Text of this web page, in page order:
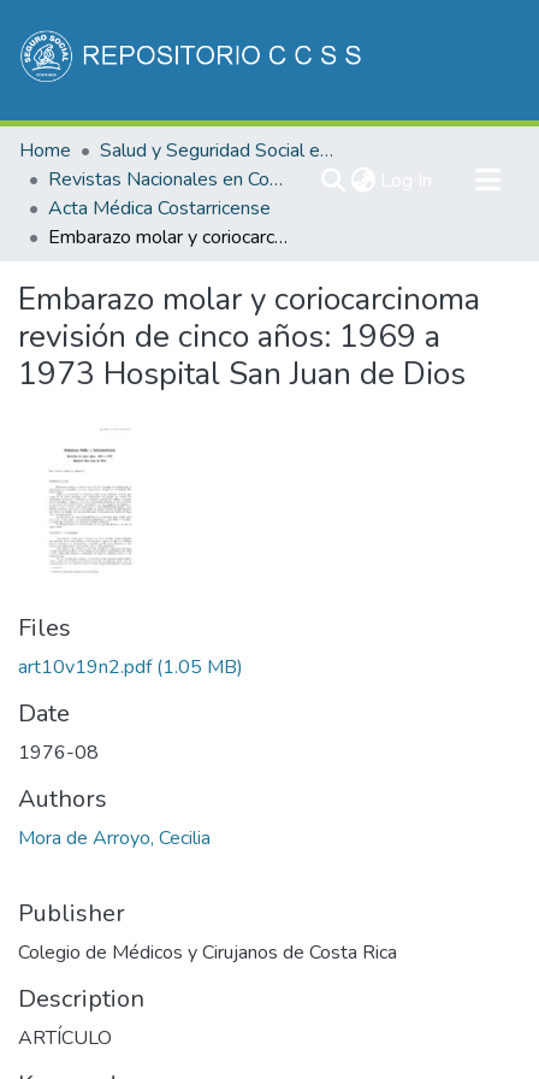
Communities & Collections
All of DSpace
Statistics
Home
Salud y Seguridad Social en Costa Rica
Revistas Nacionales en Costa Rica
Acta Médica Costarricense
Embarazo molar y coriocarcinoma revisión de cinco años: 1969 a 1973 Hospital San Juan de Dios
Embarazo molar y coriocarcinoma
revisión de cinco años: 1969 a
1973 Hospital San Juan de Dios
Files
art10v19n2.pdf(1.05 MB)
Date
1976-08
Authors
Mora de Arroyo, Cecilia
Publisher
Colegio de Médicos y Cirujanos de Costa Rica
Description
ARTÍCULO